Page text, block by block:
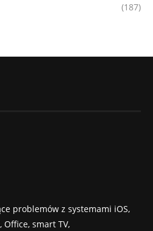
(187)
problemów z systemami iOS,
Office, smart TV,